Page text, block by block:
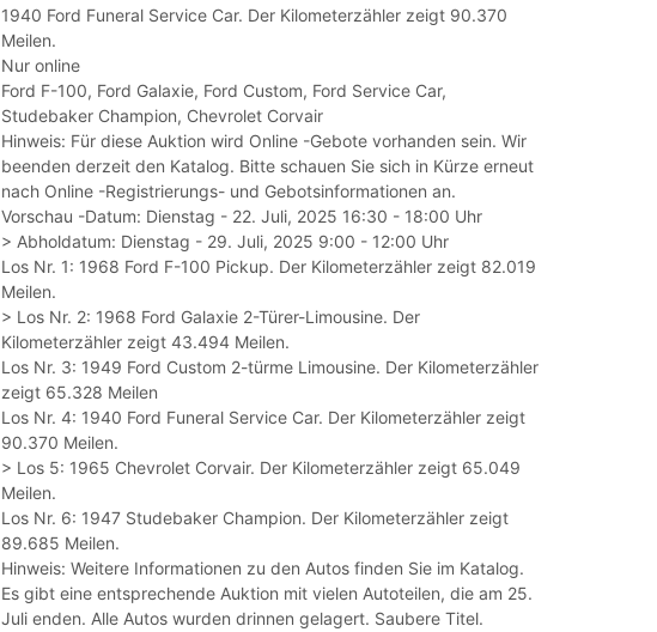
1940 Ford Funeral Service Car. Der Kilometerzähler zeigt 90.370
Meilen.
Nur online
Ford F-100, Ford Galaxie, Ford Custom, Ford Service Car,
Studebaker Champion, Chevrolet Corvair
Hinweis: Für diese Auktion wird Online -Gebote vorhanden sein. Wir
beenden derzeit den Katalog. Bitte schauen Sie sich in Kürze erneut
nach Online -Registrierungs- und Gebotsinformationen an.
Vorschau -Datum: Dienstag - 22. Juli, 2025 16:30 - 18:00 Uhr
> Abholdatum: Dienstag - 29. Juli, 2025 9:00 - 12:00 Uhr
Los Nr. 1: 1968 Ford F-100 Pickup. Der Kilometerzähler zeigt 82.019
Meilen.
> Los Nr. 2: 1968 Ford Galaxie 2-Türer-Limousine. Der
Kilometerzähler zeigt 43.494 Meilen.
Los Nr. 3: 1949 Ford Custom 2-türme Limousine. Der Kilometerzähler
zeigt 65.328 Meilen
Los Nr. 4: 1940 Ford Funeral Service Car. Der Kilometerzähler zeigt
90.370 Meilen.
> Los 5: 1965 Chevrolet Corvair. Der Kilometerzähler zeigt 65.049
Meilen.
Los Nr. 6: 1947 Studebaker Champion. Der Kilometerzähler zeigt
89.685 Meilen.
Hinweis: Weitere Informationen zu den Autos finden Sie im Katalog.
Es gibt eine entsprechende Auktion mit vielen Autoteilen, die am 25.
Juli enden. Alle Autos wurden drinnen gelagert. Saubere Titel.